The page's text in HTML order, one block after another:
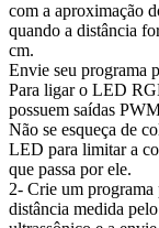
com a aproximação
quando a distância
cm.
Envie seu programa
Para ligar o LED
possuem saídas
Não se esqueça de
LED para limitar a
que passa por ele.
2- Crie um
distância medida